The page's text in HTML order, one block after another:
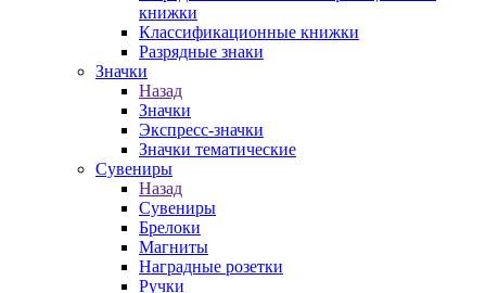
книжки
Классификационные книжки
Разрядные знаки
Значки
Назад
Значки
Экспресс-значки
Значки тематические
Сувениры
Назад
Сувениры
Брелоки
Магниты
Наградные розетки
Ручки